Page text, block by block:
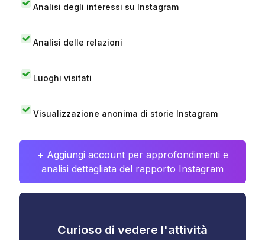
Analisi degli interessi su Instagram
Analisi delle relazioni
Luoghi visitati
Visualizzazione anonima di storie Instagram
+ Aggiungi account per approfondimenti e
analisi dettagliata del rapporto Instagram
Curioso di vedere l'attività